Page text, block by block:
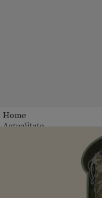
Home
Actualitate